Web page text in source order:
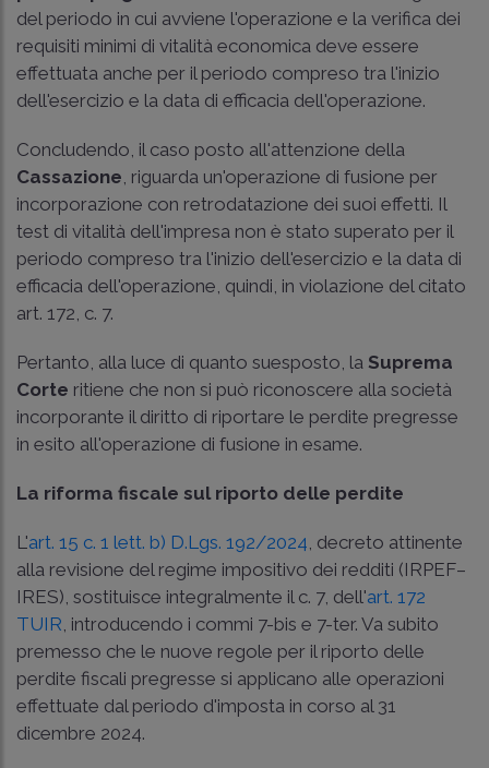
del periodo in cui avviene l'operazione e la verifica dei
requisiti minimi di vitalità economica deve essere
effettuata anche per il periodo compreso tra l'inizio
dell'esercizio e la data di efficacia dell'operazione.
Concludendo, il caso posto all'attenzione della
Cassazione , riguarda un'operazione di fusione per
incorporazione con retrodatazione dei suoi effetti. Il
test di vitalità dell'impresa non è stato superato per il
periodo compreso tra l'inizio dell'esercizio e la data di
efficacia dell'operazione, quindi, in violazione del citato
art. 172, c. 7.
Pertanto, alla luce di quanto suesposto, la Suprema
Corte ritiene che non si può riconoscere alla società
incorporante il diritto di riportare le perdite pregresse
in esito all'operazione di fusione in esame.
La riforma fiscale sul riporto delle perdite
L'art. 15 c. 1 lett. b) D.Lgs. 192/2024 , decreto attinente
alla revisione del regime impositivo dei redditi (IRPEF–
IRES), sostituisce integralmente il c. 7, dell'art. 172
TUIR , introducendo i commi 7-bis e 7-ter. Va subito
premesso che le nuove regole per il riporto delle
perdite fiscali pregresse si applicano alle operazioni
effettuate dal periodo d'imposta in corso al 31
dicembre 2024.